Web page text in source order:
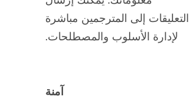
التعليقات إلى المترجمين مباشرة
لإدارة الأسلوب والمصطلحات.
آمنة